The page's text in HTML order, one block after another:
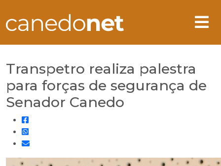
Transpetro realiza palestra
para forças de segurança de
Senador Canedo